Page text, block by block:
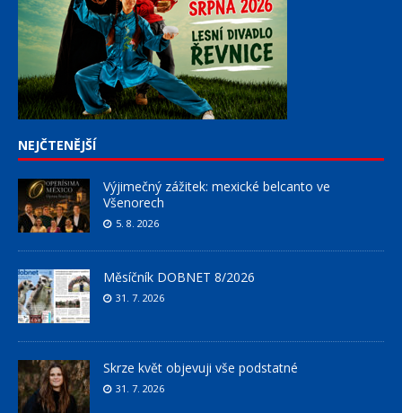
NEJČTENĚJŠÍ
Výjimečný zážitek: mexické belcanto ve
Všenorech
5. 8. 2026
Měsíčník DOBNET 8/2026
31. 7. 2026
Skrze květ objevuji vše podstatné
31. 7. 2026